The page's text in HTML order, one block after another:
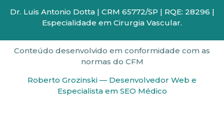
Dr. Luis Antonio Dotta | CRM 65772/SP | RQE: 28296 |
Especialidade em Cirurgia Vascular.
Conteúdo desenvolvido em conformidade com as
normas do CFM
Roberto Grozinski — Desenvolvedor Web e
Especialista em SEO Médico